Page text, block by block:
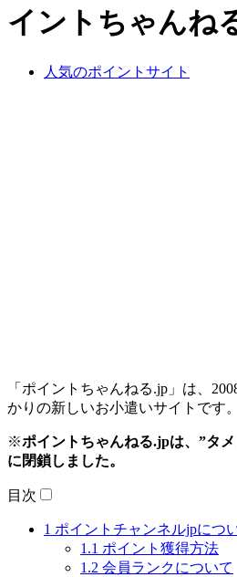
イントちゃんね
人気のポイントサイト
「ポイントちゃんねる.jp」は、
かりの新しいお小遣いサイトです。
※ポイントちゃんねる.jpは、”タ
に閉鎖しました。
目次
1 ポイントチャンネルjpにつ
1.1 ポイント獲得方法
1.2 会員ランクについて